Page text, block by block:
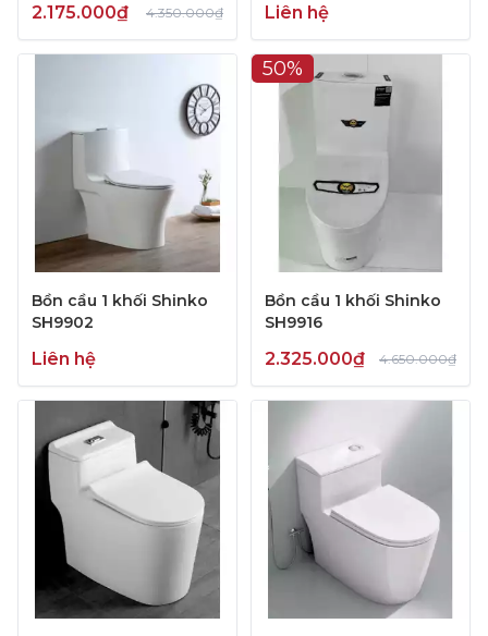
2.175.000₫ 4.350.000₫ Liên hệ
Bồn cầu 1 khối Shinko
SH9902
Liên hệ
50%
Bồn cầu 1 khối Shinko
SH9916
2.325.000₫ 4.650.000₫